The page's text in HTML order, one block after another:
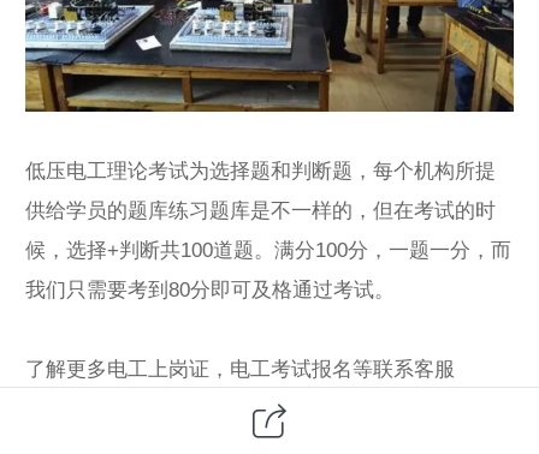
低压电工理论考试为选择题和判断题，每个机构所提
供给学员的题库练习题库是不一样的，但在考试的时
候，选择+判断共100道题。满分100分，一题一分，而
我们只需要考到80分即可及格通过考试。
了解更多电工上岗证 ，电工考试报名等联系客服
13817492203；0551-62633363，领取价值299低压电